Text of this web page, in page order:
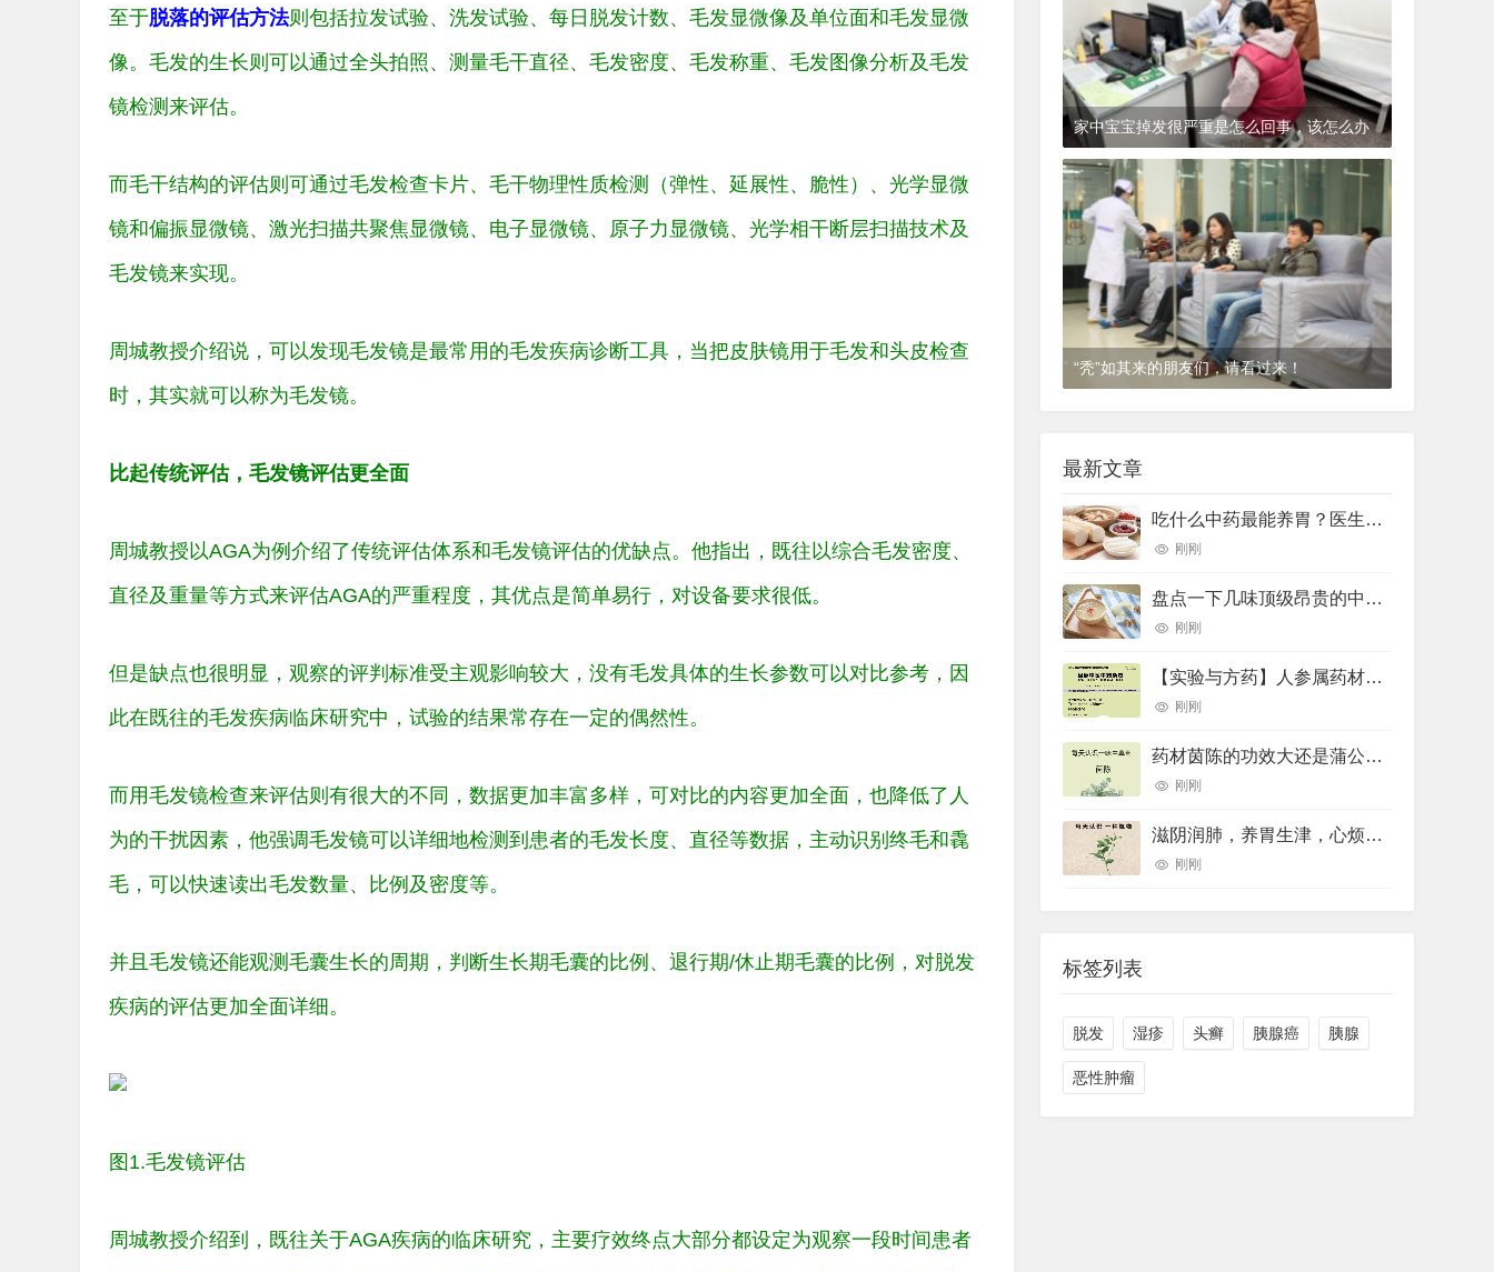
至于脱落的评估方法则包括拉发试验、洗发试验、每日脱发计数、毛发显微像及单位面和毛发显微
像。毛发的生长则可以通过全头拍照、测量毛干直径、毛发密度、毛发称重、毛发图像分析及毛发
镜检测来评估。
而毛干结构的评估则可通过毛发检查卡片、毛干物理性质检测（弹性、延展性、脆性）、光学显微
镜和偏振显微镜、激光扫描共聚焦显微镜、电子显微镜、原子力显微镜、光学相干断层扫描技术及
毛发镜来实现。
周城教授介绍说，可以发现毛发镜是最常用的毛发疾病诊断工具，当把皮肤镜用于毛发和头皮检查
时，其实就可以称为毛发镜。
比起传统评估，毛发镜评估更全面
周城教授以AGA为例介绍了传统评估体系和毛发镜评估的优缺点。他指出，既往以综合毛发密度、
直径及重量等方式来评估AGA的严重程度，其优点是简单易行，对设备要求很低。
但是缺点也很明显，观察的评判标准受主观影响较大，没有毛发具体的生长参数可以对比参考，因
此在既往的毛发疾病临床研究中，试验的结果常存在一定的偶然性。
而用毛发镜检查来评估则有很大的不同，数据更加丰富多样，可对比的内容更加全面，也降低了人
为的干扰因素，他强调毛发镜可以详细地检测到患者的毛发长度、直径等数据，主动识别终毛和毳
毛，可以快速读出毛发数量、比例及密度等。
并且毛发镜还能观测毛囊生长的周期，判断生长期毛囊的比例、退行期/休止期毛囊的比例，对脱发
疾病的评估更加全面详细。
图1.毛发镜评估
周城教授介绍到，既往关于AGA疾病的临床研究，主要疗效终点大部分都设定为观察一段时间患者
家中宝宝掉发很严重是怎么回事，该怎么办
1年前(2024-12-06) 皮肤科
“秃”如其来的朋友们，请看过来！
最新文章
吃什么中药最能养胃？医生推荐了10种——
刚刚
盘点一下几味顶级昂贵的中药材
刚刚
【实验与方药】人参属药材的差示扫描量热法鉴别研究
刚刚
药材茵陈的功效大还是蒲公英的功效大(药材草果功效(药材草果功效与作用))
刚刚
滋阴润肺，养胃生津，心烦口罩，睡眠不好用的一个中药煮水喝就可以
刚刚
标签列表
脱发 湿疹 头癣 胰腺癌 胰腺
恶性肿瘤